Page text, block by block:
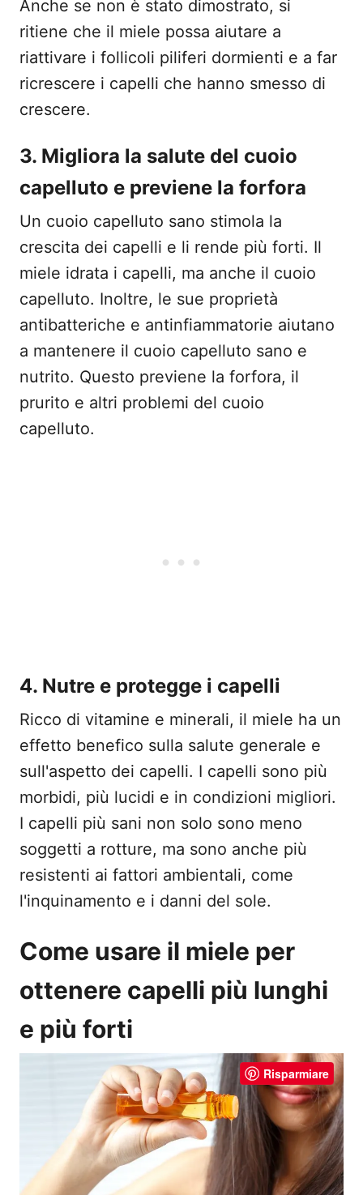
Anche se non è stato dimostrato, si
ritiene che il miele possa aiutare a
riattivare i follicoli piliferi dormienti e a far
ricrescere i capelli che hanno smesso di
crescere.
3. Migliora la salute del cuoio
capelluto e previene la forfora
Un cuoio capelluto sano stimola la
crescita dei capelli e li rende più forti. Il
miele idrata i capelli, ma anche il cuoio
capelluto. Inoltre, le sue proprietà
antibatteriche e antinfiammatorie aiutano
a mantenere il cuoio capelluto sano e
nutrito. Questo previene la forfora, il
prurito e altri problemi del cuoio
capelluto.
4. Nutre e protegge i capelli
Ricco di vitamine e minerali, il miele ha un
effetto benefico sulla salute generale e
sull'aspetto dei capelli. I capelli sono più
morbidi, più lucidi e in condizioni migliori.
I capelli più sani non solo sono meno
soggetti a rotture, ma sono anche più
resistenti ai fattori ambientali, come
l'inquinamento e i danni del sole.
Come usare il miele per
ottenere capelli più lunghi
e più forti
Risparmiare